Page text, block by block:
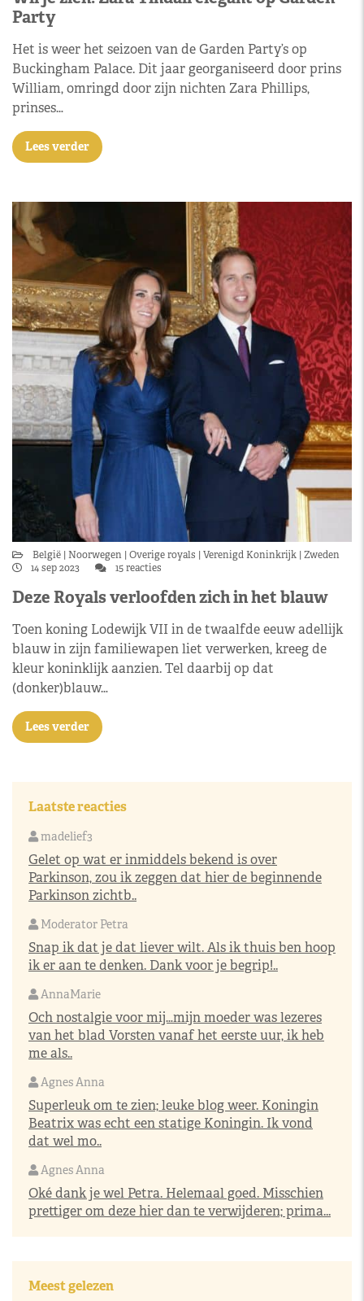
Party
Het is weer het seizoen van de Garden Party’s op
Buckingham Palace. Dit jaar georganiseerd door prins
William, omringd door zijn nichten Zara Phillips,
prinses…
Lees verder
België Noorwegen Overige royals Verenigd Koninkrijk Zweden
14 sep 2023
15 reacties
Deze Royals verloofden zich in het blauw
Toen koning Lodewijk VII in de twaalfde eeuw adellijk
blauw in zijn familiewapen liet verwerken, kreeg de
kleur koninklijk aanzien. Tel daarbij op dat
(donker)blauw…
Lees verder
Laatste reacties
madelief3
Gelet op wat er inmiddels bekend is over
Parkinson, zou ik zeggen dat hier de beginnende
Parkinson zichtb..
Moderator Petra
Snap ik dat je dat liever wilt. Als ik thuis ben hoop
ik er aan te denken. Dank voor je begrip!..
AnnaMarie
Och nostalgie voor mij…mijn moeder was lezeres
van het blad Vorsten vanaf het eerste uur, ik heb
me als..
Agnes Anna
Superleuk om te zien; leuke blog weer. Koningin
Beatrix was echt een statige Koningin. Ik vond
dat wel mo..
Agnes Anna
Oké dank je wel Petra. Helemaal goed. Misschien
prettiger om deze hier dan te verwijderen; prima...
Meest gelezen